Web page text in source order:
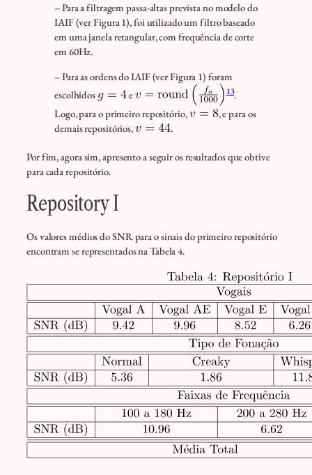
– Para a filtragem passa-altas prevista no modelo do
IAIF (ver Figura 1), foi utilizado um filtro baseado
em uma janela retangular, com frequência de corte
em 60Hz.
– Para as ordens do IAIF (ver Figura 1) foram
escolhidos
e 13.
Logo, para o primeiro repositório,
, e para os
demais repositórios,
.
Por fim, agora sim, apresento a seguir os resultados que obtive
para cada repositório.
Repository I
Os valores médios do SNR para o sinais do primeiro repositório
encontram se representados na Tabela 4.